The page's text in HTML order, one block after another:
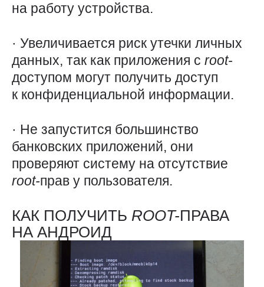
на работу устройства.
· Увеличивается риск утечки личных
данных, так как приложения с root-
доступом могут получить доступ
к конфиденциальной информации.
· Не запустится большинство
банковских приложений, они
проверяют систему на отсутствие
root-прав у пользователя.
КАК ПОЛУЧИТЬ ROOT-ПРАВА
НА АНДРОИД